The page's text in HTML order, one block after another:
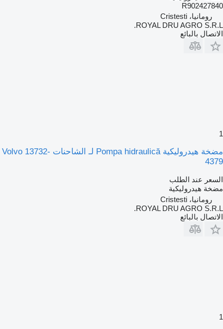
R902427840
رومانيا، Cristesti
ROYAL DRU AGRO S.R.L.
الاتصال بالبائع
1
مضخة هيدروليكية Pompa hidraulică لـ الشاحنات Volvo 13732-
4379
السعر عند الطلب
مضخة هيدروليكية
رومانيا، Cristesti
ROYAL DRU AGRO S.R.L.
الاتصال بالبائع
1